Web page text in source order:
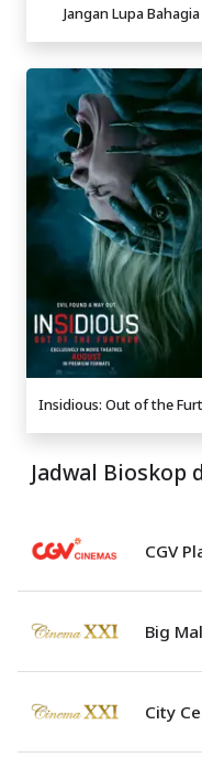
Jangan Lupa Bahagia
Insidious: Out of the
Jadwal Bioskop
CGV
Big
City